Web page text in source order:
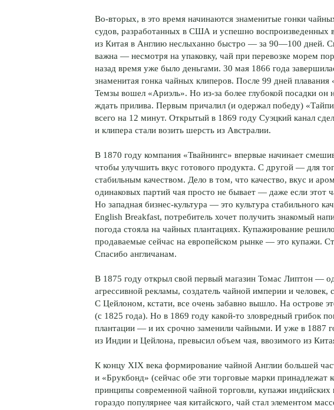
Во-вторых, в это время начинаются знаменитые гонки
судов, разработанных в США и успешно воспроизведенных
из Китая в Англию неслыханно быстро — за 90—100 дней.
важна — несмотря на упаковку, чай при перевозке морем
назад время уже было деньгами. 30 мая 1866 года
знаменитая гонка чайных клиперов. После 99 дней
Темзы вошел «Ариэль». Но из-за более глубокой посадки
ждать прилива. Первым причалил (и одержал победу)
всего на 12 минут. Открытый в 1869 году Суэцкий канал
и клипера стали возить шерсть из Австралии.
В 1870 году компания «Твайнингс» впервые начинает
чтобы улучшить вкус готового продукта. С другой — для
стабильным качеством. Дело в том, что качество, вкус и
одинаковых партий чая просто не бывает — даже если этот
Но западная бизнес-культура — это культура стабильного
English Breakfast, потребитель хочет получить знакомый
погода стояла на чайных плантациях. Купажирование
продаваемые сейчас на европейском рынке — это купажи.
Спасибо англичанам.
В 1875 году открыл свой первый магазин Томас Липтон —
агрессивной рекламы, создатель чайной империи и
С Цейлоном, кстати, все очень забавно вышло. На острове
(с 1825 года). Но в 1869 году какой-то зловредный грибок
плантации — и их срочно заменили чайными. И уже в 1887
из Индии и Цейлона, превысил объем чая, ввозимого из
К концу XIX века формирование чайной Англии большей
и «Брукбонд» (сейчас обе эти торговые марки
принципы современной чайной торговли, купажи индийских
гораздо популярнее чая китайского, чай стал элементом